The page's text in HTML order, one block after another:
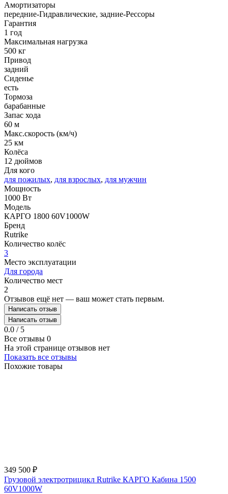
Амортизаторы
передние-Гидравлические, задние-Рессоры
Гарантия
1 год
Максимальная нагрузка
500 кг
Привод
задний
Сиденье
есть
Тормоза
барабанные
Запас хода
60 м
Макс.скорость (км/ч)
25 км
Колёса
12 дюймов
Для кого
для пожилых, для взрослых, для мужчин
Мощность
1000 Вт
Модель
КАРГО 1800 60V1000W
Бренд
Rutrike
Количество колёс
3
Место эксплуатации
Для города
Количество мест
2
Отзывов ещё нет — ваш может стать первым.
Написать отзыв
Написать отзыв
0.0 / 5
Все отзывы 0
На этой странице отзывов нет
Показать все отзывы
Похожие товары
349 500 ₽
Грузовой электротрицикл Rutrike КАРГО Кабина 1500
60V1000W